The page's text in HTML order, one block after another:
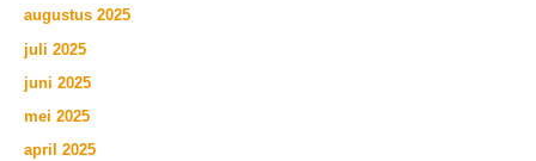
augustus 2025
juli 2025
juni 2025
mei 2025
april 2025